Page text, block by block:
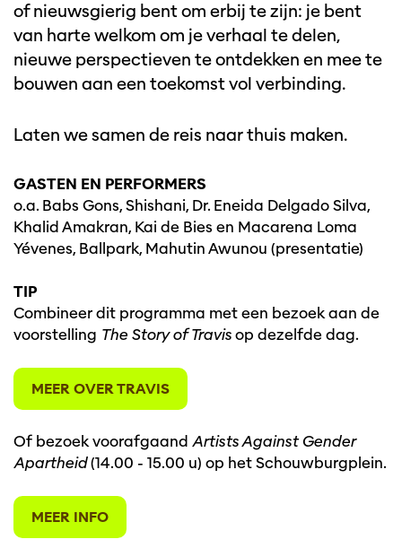
of nieuwsgierig bent om erbij te zijn: je bent
van harte welkom om je verhaal te delen,
nieuwe perspectieven te ontdekken en mee te
bouwen aan een toekomst vol verbinding.
Laten we samen de reis naar thuis maken.
GASTEN EN PERFORMERS
o.a. Babs Gons, Shishani, Dr. Eneida Delgado Silva,
Khalid Amakran, Kai de Bies en Macarena Loma
Yévenes, Ballpark, Mahutin Awunou (presentatie)
TIP
Combineer dit programma met een bezoek aan de
voorstelling The Story of Travisop dezelfde dag.
MEER OVER TRAVIS
Of bezoek voorafgaand Artists Against Gender
Apartheid(14.00 - 15.00 u) op het Schouwburgplein.
MEER INFO